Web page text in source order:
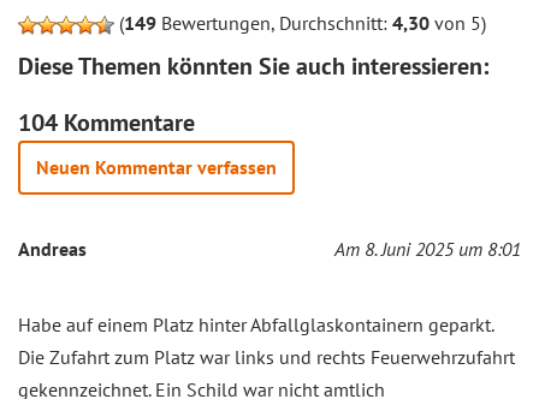
(149 Bewertungen, Durchschnitt: 4,30 von 5)
Diese Themen könnten Sie auch interessieren:
104 Kommentare
Neuen Kommentar verfassen
Andreas Am 8. Juni 2025 um 8:01
Habe auf einem Platz hinter Abfallglaskontainern geparkt.
Die Zufahrt zum Platz war links und rechts Feuerwehrzufahrt
gekennzeichnet. Ein Schild war nicht amtlich